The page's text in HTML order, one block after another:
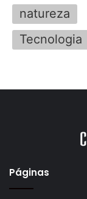
natureza
Tecnologia
Páginas